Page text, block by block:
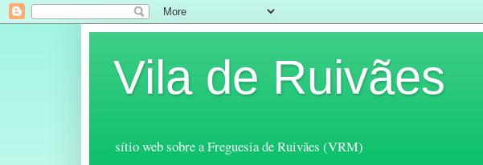
Vila de Ruivães
sítio web sobre a Freguesia de Ruivães (VRM)